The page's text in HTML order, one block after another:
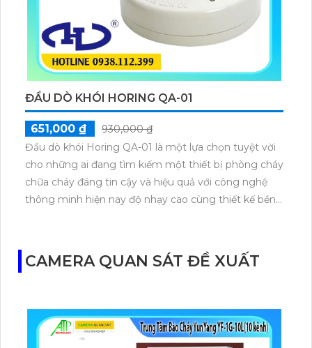
ĐẦU DÒ KHÓI HORING QA-01
651,000 ₫
930,000 ₫
Đầu dò khói Horing QA-01 là một lựa chọn tuyệt vời
cho những ai đang tìm kiếm một thiết bị phòng cháy
chữa cháy đáng tin cậy và hiệu quả với công nghệ
thông minh hiện nay độ nhạy cao cùng thiết kế bền
CAMERA QUAN SÁT ĐỀ XUẤT